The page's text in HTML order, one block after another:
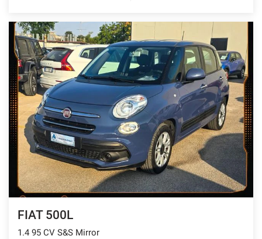
FIAT 500L
1.4 95 CV S&S Mirror